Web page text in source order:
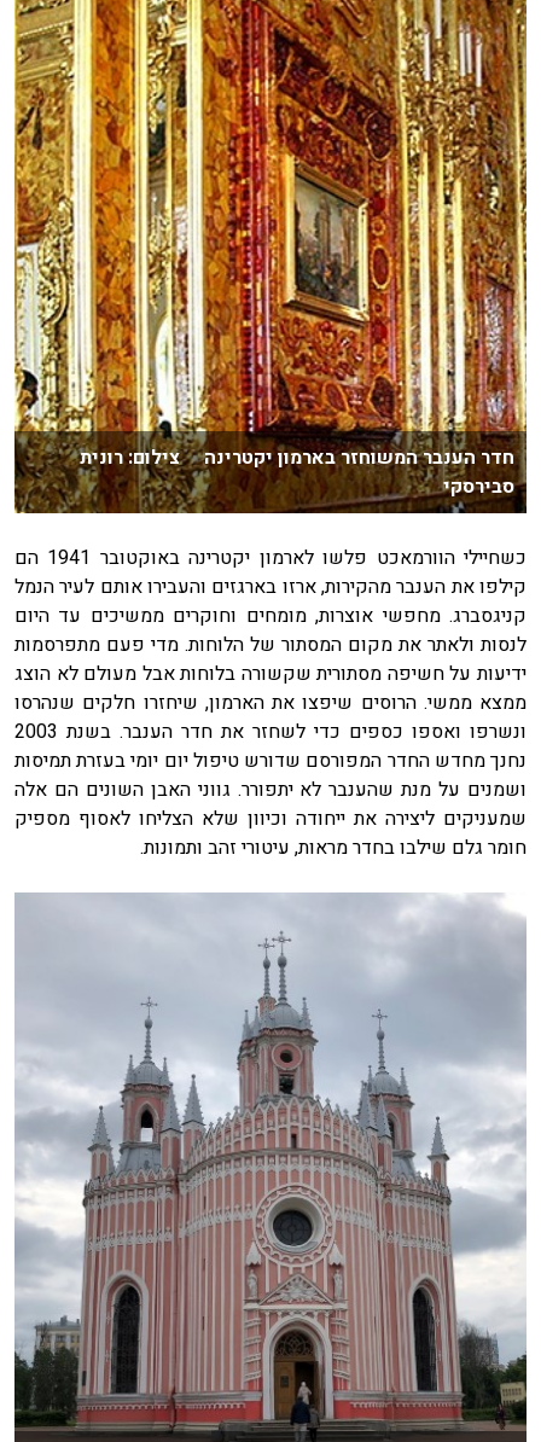
חדר הענבר המשוחזר בארמון יקטרינה צילום: רונית
סבירסקי
כשחיילי הוורמאכט פלשו לארמון יקטרינה באוקטובר 1941 הם
קילפו את הענבר מהקירות, ארזו בארגזים והעבירו אותם לעיר הנמל
קניגסברג. מחפשי אוצרות, מומחים וחוקרים ממשיכים עד היום
לנסות ולאתר את מקום המסתור של הלוחות. מדי פעם מתפרסמות
ידיעות על חשיפה מסתורית שקשורה בלוחות אבל מעולם לא הוצג
ממצא ממשי. הרוסים שיפצו את הארמון, שיחזרו חלקים שנהרסו
ונשרפו ואספו כספים כדי לשחזר את חדר הענבר. בשנת 2003
נחנך מחדש החדר המפורסם שדורש טיפול יום יומי בעזרת תמיסות
ושמנים על מנת שהענבר לא יתפורר. גווני האבן השונים הם אלה
שמעניקים ליצירה את ייחודה וכיוון שלא הצליחו לאסוף מספיק
חומר גלם שילבו בחדר מראות, עיטורי זהב ותמונות.